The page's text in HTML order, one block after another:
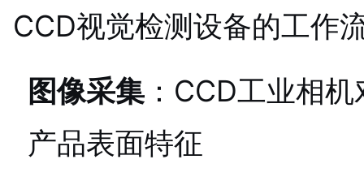
CCD视觉检测设备的工作
图像采集 ：CCD工业相
产品表面特征